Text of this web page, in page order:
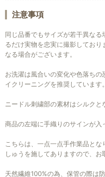
お買い物を続け
注意事項
同じ品番でもサイズが若干異な
るだけ実物を忠実に撮影してお
なる場合がございます。
お洗濯は風合いの変化や色落ち
イクリーニングを推奨しています。
ニードル刺繍部の素材はシルクと
商品の左端に手織りのサインが入
こちらは、一点一点手作業品と
しゅうを施してありますので、お
天然繊維100%の為、保管の際は